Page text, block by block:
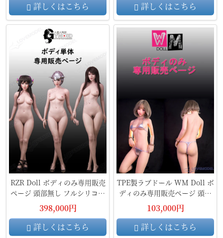
詳しくはこちら
詳しくはこちら
RZR Doll ボディのみ専用販売
ページ 頭部無し フルシリコン
製ラブドール
398,000円
詳しくはこちら
TPE製ラブドール WM Doll ボ
ディのみ専用販売ページ 頭部
無し
103,000円
詳しくはこちら